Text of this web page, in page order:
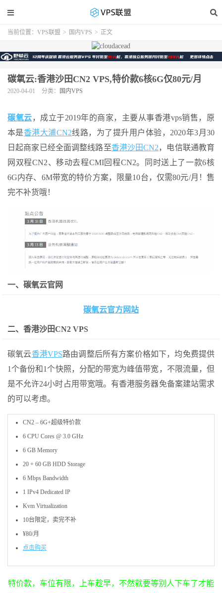
当前位置： VPS联盟 > 国内VPS > 正文
碳氧云:香港沙田CN2 VPS,特价款6核6G仅80元/月
2020-04-01 分类： 国内VPS
碳氧云，成立于2019年的商家，主要从事香港vps销售，原
本是香港大浦CN2线路，为了提升用户体验，2020年3月30
日起商家已经全面调整线路至香港沙田CN2，电信联通教育
网双程CN2、移动去程CMI回程CN2。同时送上了一款6核
6G内存、6M带宽的特价方案，限量10台，仅需80元/月！售
完不补货哦！
一、碳氧云官网
碳氧云官方网站
二、香港沙田CN2 VPS
碳氧云香港VPS路由调整后所有方案价格如下，均免费提供
1个备份和1个快照，分配的带宽为峰值带宽，不限流量，但
是不允许24小时占用带宽哦。有香港服务器免备案建站需求
的可以考虑。
CN2 – 6G+超级特价款
6 CPU Cores @ 3.0 GHz
6 GB Memory
20 + 60 GB HDD Storage
6 Mbps Bandwidth
1 IPv4 Dedicated IP
Kvm Virtualization
10台限定，卖完不补
¥80/月
点击购买
特价款，车位有限，上车趁早，不然就要等别人下车了才能